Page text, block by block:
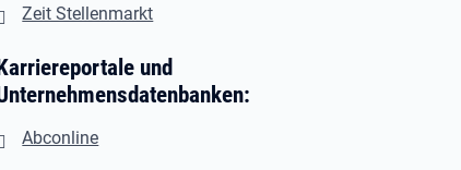
Zeit Stellenmarkt
und
Abconline